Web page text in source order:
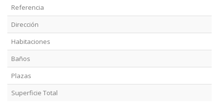
Referencia
Dirección
Habitaciones
Baños
Plazas
Superficie Total